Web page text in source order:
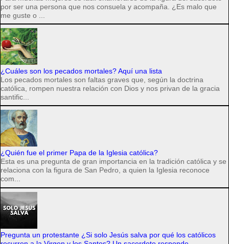
por ser una persona que nos consuela y acompaña. ¿Es malo que
me guste o ...
¿Cuáles son los pecados mortales? Aquí una lista
Los pecados mortales son faltas graves que, según la doctrina
católica, rompen nuestra relación con Dios y nos privan de la gracia
santific...
¿Quién fue el primer Papa de la Iglesia católica?
Esta es una pregunta de gran importancia en la tradición católica y se
relaciona con la figura de San Pedro, a quien la Iglesia reconoce
com...
Pregunta un protestante ¿Si solo Jesús salva por qué los católicos